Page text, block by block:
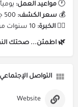
🕐 مواعيد العمل:
💰 سعر الكشف:
👨‍⚕️ الخبرة:
🌿 اطمئن... صحتك
التواصل الإجتماعي
Website